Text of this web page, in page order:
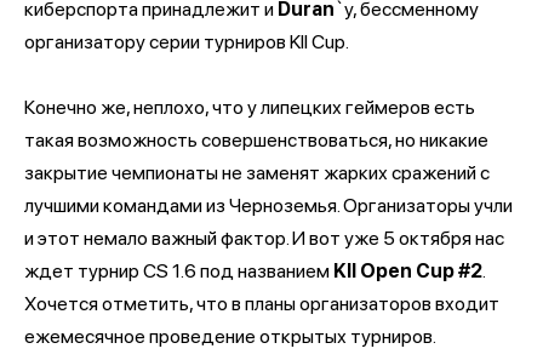
киберспорта принадлежит и Duran`у, бессменному
организатору серии турниров KII Cup.
Конечно же, неплохо, что у липецких геймеров есть
такая возможность совершенствоваться, но никакие
закрытие чемпионаты не заменят жарких сражений с
лучшими командами из Черноземья. Организаторы учли
и этот немало важный фактор. И вот уже 5 октября нас
ждет турнир CS 1.6 под названием KII Open Cup #2
Хочется отметить, что в планы организаторов входит
ежемесячное проведение открытых турниров.